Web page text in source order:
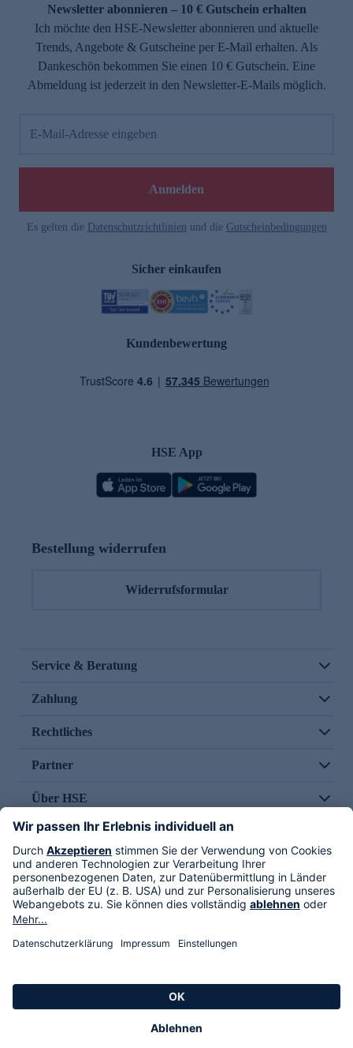
Newsletter abonnieren – 10 € Gutschein erhalten
Ich möchte den HSE-Newsletter abonnieren und aktuelle
Trends, Angebote & Gutscheine per E-Mail erhalten. Als
Dankeschön bekommen Sie einen 10 € Gutschein. Eine
Abmeldung ist jederzeit in den Newsletter-E-Mails möglich.
E-Mail-Adresse eingeben
Anmelden
Es gelten die Datenschutzrichtlinien und die Gutscheinbedingungen
Sicher einkaufen
Kundenbewertung
HSE App
Bestellung widerrufen
Widerrufsformular
Service & Beratung
Zahlung
Rechtliches
Partner
Über HSE
Im TV
HSE International